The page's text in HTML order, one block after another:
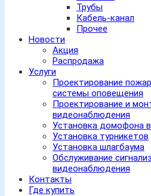
Трубы
Кабель-канал
Прочее
Новости
Акция
Распродажа
Услуги
Проектирование
системы оповещения
Проектирование и
видеонаблюдения
Установка домофона
Установка турникетов
Установка шлагбаума
Обслуживание
видеонаблюдения
Контакты
Где купить